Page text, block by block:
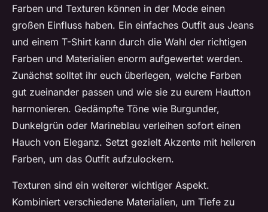
Farben und Texturen können in der Mode einen
großen Einfluss haben. Ein einfaches Outfit aus Jeans
und einem T-Shirt kann durch die Wahl der richtigen
Farben und Materialien enorm aufgewertet werden.
Zunächst solltet ihr euch überlegen, welche Farben
gut zueinander passen und wie sie zu eurem Hautton
harmonieren. Gedämpfte Töne wie Burgunder,
Dunkelgrün oder Marineblau verleihen sofort einen
Hauch von Eleganz. Setzt gezielt Akzente mit helleren
Farben, um das Outfit aufzulockern.
Texturen sind ein weiterer wichtiger Aspekt.
Kombiniert verschiedene Materialien, um Tiefe zu